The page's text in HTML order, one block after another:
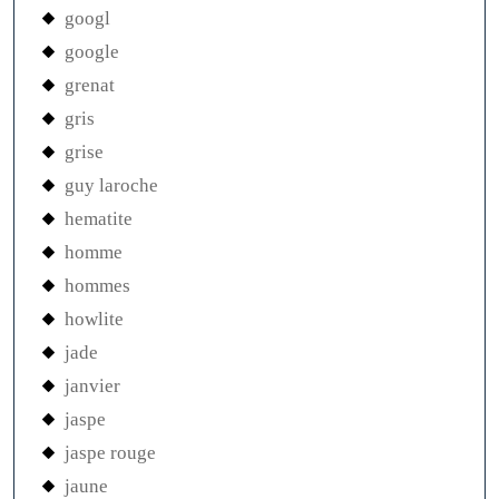
googl
google
grenat
gris
grise
guy laroche
hematite
homme
hommes
howlite
jade
janvier
jaspe
jaspe rouge
jaune